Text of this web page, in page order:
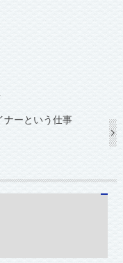
ナーという仕事